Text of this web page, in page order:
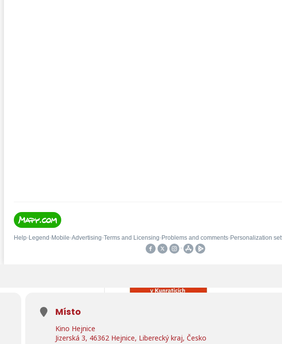
Místo
Kino Hejnice
Jizerská 3, 46362 Hejnice, Liberecký kraj, Česko